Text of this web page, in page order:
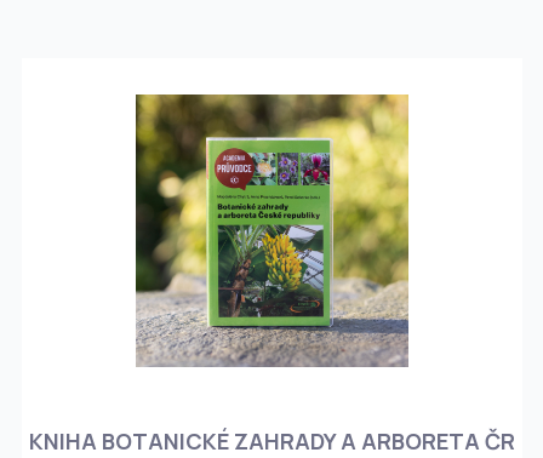
KNIHA BOTANICKÉ ZAHRADY A ARBORETA ČR